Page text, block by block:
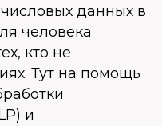
данных в
человека
кто не
Тут на помощь
и